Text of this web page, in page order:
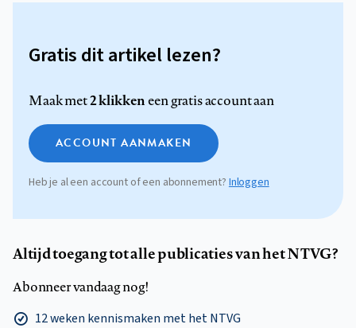
Gratis dit artikel lezen?
Maak met2 klikkeneen gratis account aan
ACCOUNT AANMAKEN
Heb je al een account of een abonnement? Inloggen
Altijd toegang tot alle publicaties van het NTVG?
Abonneer vandaag nog!
12 weken kennismaken met het NTVG